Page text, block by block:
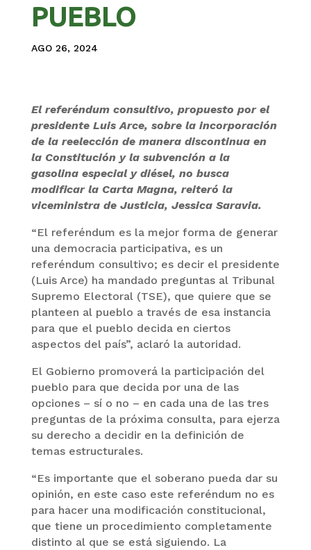
PUEBLO
AGO 26, 2024
El referéndum consultivo, propuesto por el
presidente Luis Arce, sobre la incorporación
de la reelección de manera discontinua en
la Constitución y la subvención a la
gasolina especial y diésel, no busca
modificar la Carta Magna, reiteró la
viceministra de Justicia, Jessica Saravia.
“El referéndum es la mejor forma de generar
una democracia participativa, es un
referéndum consultivo; es decir el presidente
(Luis Arce) ha mandado preguntas al Tribunal
Supremo Electoral (TSE), que quiere que se
planteen al pueblo a través de esa instancia
para que el pueblo decida en ciertos
aspectos del país”, aclaró la autoridad.
El Gobierno promoverá la participación del
pueblo para que decida por una de las
opciones – sí o no – en cada una de las tres
preguntas de la próxima consulta, para ejerza
su derecho a decidir en la definición de
temas estructurales.
“Es importante que el soberano pueda dar su
opinión, en este caso este referéndum no es
para hacer una modificación constitucional,
que tiene un procedimiento completamente
distinto al que se está siguiendo. La